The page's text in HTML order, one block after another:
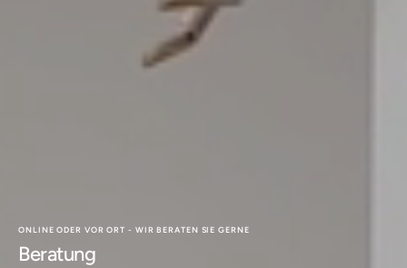
ONLINE ODER VOR ORT - WIR BERATEN SIE GERNE
Beratung